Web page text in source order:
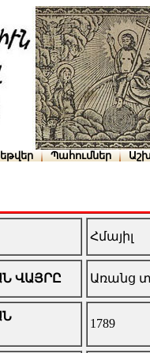
Պահումներ
Հմայիլ
ՎԱՅՐԸ Առանց
1789